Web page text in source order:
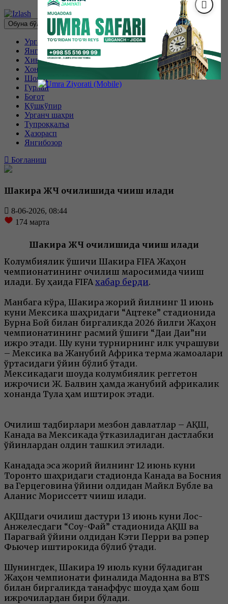
Обуна бўлиш
Урганч
Янгиариқ
Хива
Хонқа
Шовот
Гурлан
Боғот
Қўшкўпир
Урганч шаҳри
Тупроққалъа
Ҳазорасп
Янгибозор
Боғланиш
Шакира ЖЧ очилишида чиқиш қилади
8-06-2026, 08:44
174 марта
Шакира ЖЧ очилишида чиқиш қилади
Колумбиялик қўшиқчи Шакира FIFA Жаҳон
чемпионатининг очилиш маросимида чиқиш
қилади. Бу ҳақида FIFAхабар берди.
Манбага кўра, Шакира жорий йилнинг 11 июнь
куни Мексика шаҳридаги “Ацтеке” стадионида
Бурна Бой билан биргаликда 2026 йилги Жаҳон
чемпионатининг расмий қўшиғи “Даи Даи”ни
ижро этади. Шу куни турнирнинг илк учрашуви
– Мексика ва Жанубий Африка терма жамоалари
ўртасидаги ўйин бўлиб ўтади.
Мексикадаги шоуда колумбиялик реггетон
ижрочиси Ж. Балвин ҳамда жанубий африкалик
хонанда Тула ҳам иштирок этади.
Очилиш тадбирлари мезбон давлатлар – АҚШ,
Канада ва Мексикада ўтказиладиган дастлабки
ўйинлардан олдин ташкил этилади.
Канадада эса жорий йилнинг 12 июнь куни
Торонто шаҳридаги стадионда Канада ва Босния
ва Герцеговина ўйини олдидан Майкл Бубле ва
Аланис Мориссетт чиқиш қилади.
АҚШдаги очилиш дастури 13 июнь куни Лос-
Анжелесдаги “Соу-Фай” стадионида АҚШ ва
Парагвай ўйини олдидан Кэти Перри ва рэпер
Фьючер иштирокида бўлиб ўтади.
Шунингдек, Шакира 19 июль куни бўладиган
Жаҳон чемпионати финалида Мадонна ва BTS
билан биргаликда танаффус шоуда ҳам бош
ижрочилардан бири бўлади.